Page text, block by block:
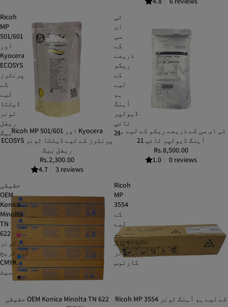
Ricoh
MP
501/601
اور
Kyocera
ECOSYS
پرنٹرز
کے
لیے
ڈیلٹا
ٹونر
ریفل
بیگRicoh MP 501/601 اور Kyocera
ECOSYS پرنٹرز کے لیے ڈیلٹا ٹونر
ریفل بیگ
Rs.2,300.00
4.7
3 reviews
ٹی
ای
سی
کے
ذریعے
ریکو
کے
لیے
ہم
آہنگ
ڈیولپر
ٹائپ
21
ٹی ای سی کے ذریعے ریکو کے لیے ہم
آہنگ ڈیولپر ٹائپ 21
Rs.8,500.00
1.0
0 reviews
حقیقی
OEM
Konica
Minolta
TN
622
ٹونر
کارٹریج
CMYK
سیٹ
حقیقی OEM Konica Minolta TN 622
Ricoh
MP
3554
کے
لیے
ہم
آہنگ
ٹونر
کارتوس
Ricoh MP 3554 کے لیے ہم آہنگ ٹونر